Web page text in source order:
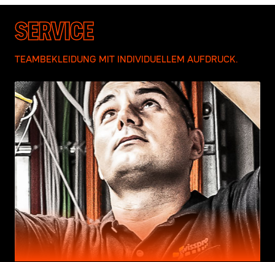
SERVICE
TEAMBEKLEIDUNG MIT INDIVIDUELLEM AUFDRUCK.